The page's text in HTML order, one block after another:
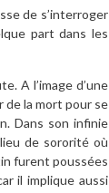
de s’interroger
part dans les
A l’image d’une
de la mort pour se
Dans son infinie
de sororité où
furent poussées
il implique aussi